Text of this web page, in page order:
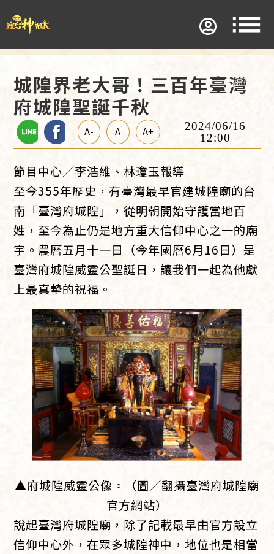
城隍界老大哥！三百年臺灣
府城隍聖誕千秋
A- A A+
2024/06/16
12:00
節目中心／李浩維、林瓊玉報導
至今355年歷史，有臺灣最早官建城隍廟的台
南「臺灣府城隍」，從明朝開始守護當地百
姓，至今為止仍是地方重大信仰中心之一的廟
宇。農曆五月十一日（今年國曆6月16日）是
臺灣府城隍威靈公聖誕日，讓我們一起為他獻
上最真摯的祝福。
▲府城隍威靈公像。（圖／翻攝臺灣府城隍廟
官方網站）
說起臺灣府城隍廟，除了記載最早由官方設立
信仰中心外，在眾多城隍神中，地位也是相當